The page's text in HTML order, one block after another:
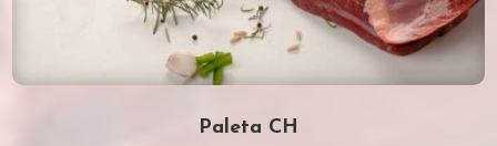
Paleta CH